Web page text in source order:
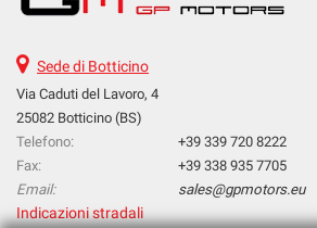
Sede di Botticino
Via Caduti del Lavoro, 4
25082 Botticino (BS)
Telefono:
+39 339 720 8222
Fax:
+39 338 935 7705
Email:
sales@gpmotors.eu
Indicazioni stradali